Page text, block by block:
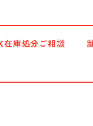
在庫処分ご相談